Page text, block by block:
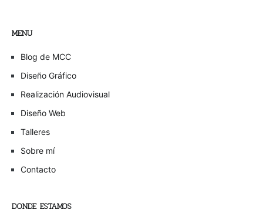
MENU
Blog de MCC
Diseño Gráfico
Realización Audiovisual
Diseño Web
Talleres
Sobre mí
Contacto
DONDE ESTAMOS